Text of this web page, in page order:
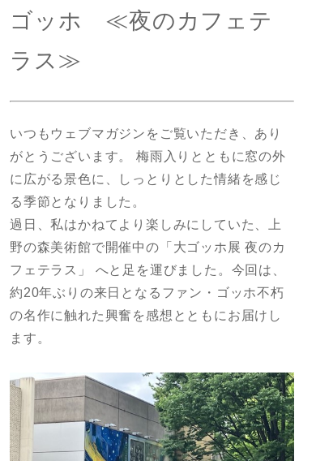
ゴッホ ≪夜のカフェテ
ラス≫
いつもウェブマガジンをご覧いただき、あり
がとうございます。 梅雨入りとともに窓の外
に広がる景色に、しっとりとした情緒を感じ
る季節となりました。
過日、私はかねてより楽しみにしていた、上
野の森美術館で開催中の「大ゴッホ展 夜のカ
フェテラス」 へと足を運びました。今回は、
約20年ぶりの来日となるファン・ゴッホ不朽
の名作に触れた興奮を感想とともにお届けし
ます。